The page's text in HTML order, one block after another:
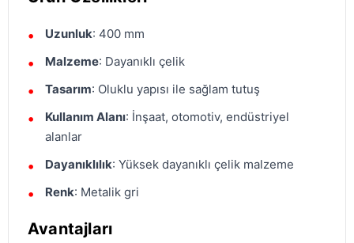
Uzunluk: 400 mm
Malzeme: Dayanıklı çelik
Tasarım: Oluklu yapısı ile sağlam tutuş
Kullanım Alanı: İnşaat, otomotiv, endüstriyel
alanlar
Dayanıklılık: Yüksek dayanıklı çelik malzeme
Renk: Metalik gri
Avantajları